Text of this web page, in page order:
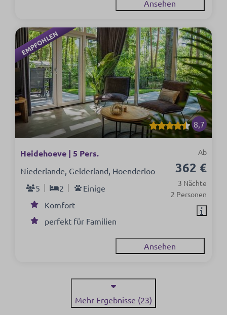
Ansehen
EMPFOHLEN
8,7
Ab
362 €
3 Nächte
2 Personen
Heidehoeve | 5 Pers.
Niederlande, Gelderland, Hoenderloo
5
2
Einige
Komfort
perfekt für Familien
Ansehen
Mehr Ergebnisse (23)